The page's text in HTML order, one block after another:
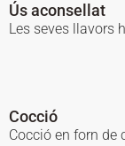
Ús aconsellat
Les seves llavors
Cocció
Cocció en forn de